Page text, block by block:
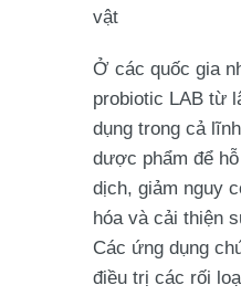
vật
Ở các quốc gia
probiotic LAB từ
dụng trong cả
dược phẩm để
dịch, giảm nguy
hóa và cải thiện
Các ứng dụng
điều trị các rối